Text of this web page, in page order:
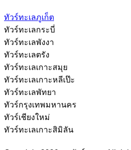
ทัวร์ทะเลภูเก็ต
ทัวร์ทะเลกระบี่
ทัวร์ทะเลพังงา
ทัวร์ทะเลตรัง
ทัวร์ทะเลเกาะสมุย
ทัวร์ทะเลเกาะหลีเป๊ะ
ทัวร์ทะเลพัทยา
ทัวร์กรุงเทพมหานคร
ทัวร์เชียงใหม่
ทัวร์ทะเลเกาะสิมิลัน